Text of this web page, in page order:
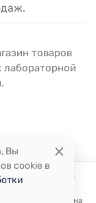
Корзина
товаров
лабораторной
Вы
cookie в